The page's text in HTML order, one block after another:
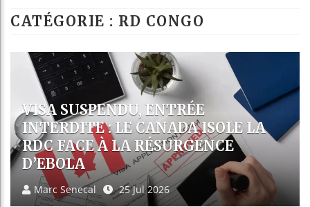
Réforme
Bénin : Patrice
CATÉGORIE : RD CONGO
RDC : L’ÉPIDÉMIE D’EBOLA
FRANCHIT LE CAP DES MILLE
MORTS, L’ITURI EN PREMIÈRE
LIGNE
Patrick Babingwa 23 Jul 2026